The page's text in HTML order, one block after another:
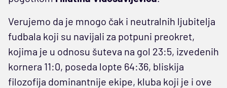
Verujemo da je mnogo čak i neutralnih ljubitelja
fudbala koji su navijali za potpuni preokret,
kojima je u odnosu šuteva na gol 23:5, izvedenih
kornera 11:0, poseda lopte 64:36, bliskija
filozofija dominantnije ekipe, kluba koji je i ove